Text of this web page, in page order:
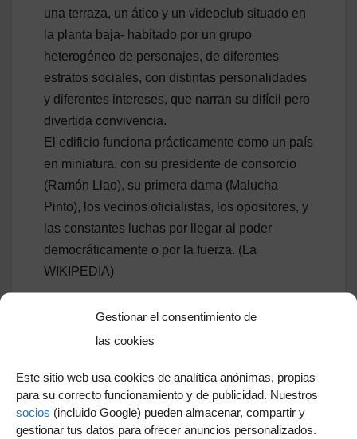
Gestionar el consentimiento de
las cookies
Este sitio web usa cookies de analítica anónimas, propias
para su correcto funcionamiento y de publicidad. Nuestros
socios (incluido Google) pueden almacenar, compartir y
gestionar tus datos para ofrecer anuncios personalizados.
una terraza, un ático y un videoclub situado en
la planta baja- habitado por un grupo
heterogéneo de personajes, de diferentes
estratos sociales, con distintas personalidades
y diferentes intereses, que narran su difícil pero
divertida convivencia.
El edificio funciona prácticamente como un país
en miniatura, con su presidente de consorcio
(Ramón Llao), su primera dama (Malucha
Pinto), los vecinos oficialistas, los opositores, y
las constantes luchas por llegar al poder
democráticamente o por la fuerza. (La
WIKIPEDIA)
Relacionados